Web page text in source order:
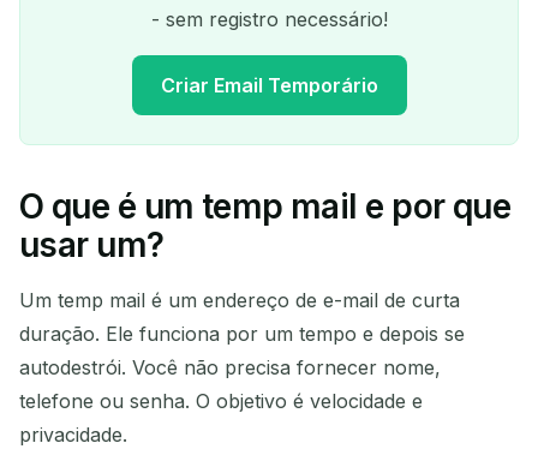
- sem registro necessário!
Criar Email Temporário
Seu endereço de e-mail
Copiar QR
O que é um temp mail e por que
usar um?
Um temp mail é um endereço de e-mail de curta
duração. Ele funciona por um tempo e depois se
autodestrói. Você não precisa fornecer nome,
telefone ou senha. O objetivo é velocidade e
privacidade.